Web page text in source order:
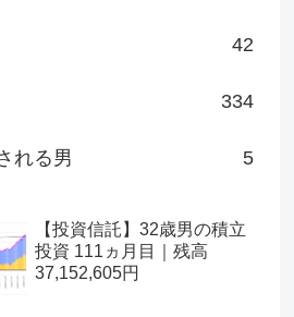
42
334
れる男 5
【投資信託】32歳男の積立
投資 111ヵ月目｜残高
37,152,605円